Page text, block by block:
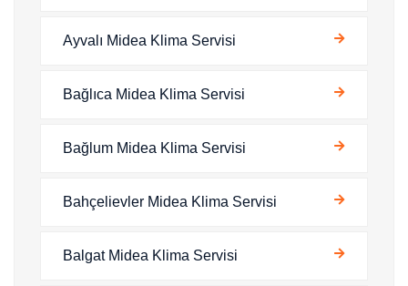
Ayvalı Midea Klima Servisi
Bağlıca Midea Klima Servisi
Bağlum Midea Klima Servisi
Bahçelievler Midea Klima Servisi
Balgat Midea Klima Servisi